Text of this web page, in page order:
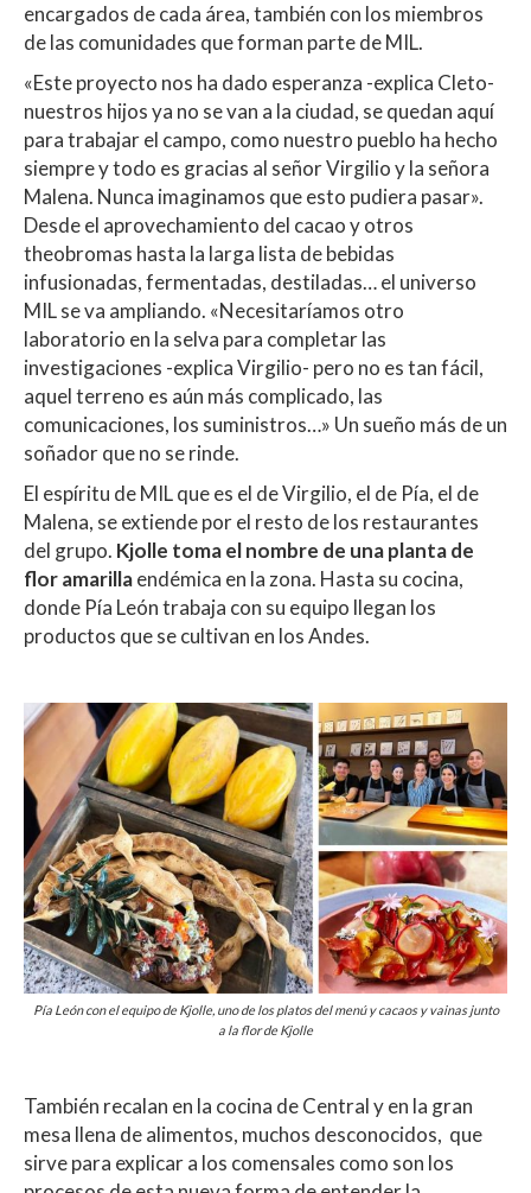
encargados de cada área, también con los miembros
de las comunidades que forman parte de MIL.
«Este proyecto nos ha dado esperanza -explica Cleto-
nuestros hijos ya no se van a la ciudad, se quedan aquí
para trabajar el campo, como nuestro pueblo ha hecho
siempre y todo es gracias al señor Virgilio y la señora
Malena. Nunca imaginamos que esto pudiera pasar».
Desde el aprovechamiento del cacao y otros
theobromas hasta la larga lista de bebidas
infusionadas, fermentadas, destiladas… el universo
MIL se va ampliando. «Necesitaríamos otro
laboratorio en la selva para completar las
investigaciones -explica Virgilio- pero no es tan fácil,
aquel terreno es aún más complicado, las
comunicaciones, los suministros…» Un sueño más de un
soñador que no se rinde.
El espíritu de MIL que es el de Virgilio, el de Pía, el de
Malena, se extiende por el resto de los restaurantes
del grupo. Kjolle toma el nombre de una planta de
flor amarillaendémica en la zona. Hasta su cocina,
donde Pía León trabaja con su equipo llegan los
productos que se cultivan en los Andes.
Pía León con el equipo de Kjolle, uno de los platos del menú y cacaos y vainas junto
a la flor de Kjolle
También recalan en la cocina de Central y en la gran
mesa llena de alimentos, muchos desconocidos, que
sirve para explicar a los comensales como son los